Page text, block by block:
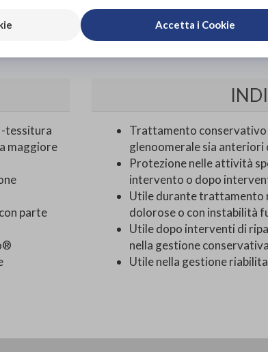
tessitura
maggiore
parte
Trattamento conservativo
glenoomerale sia anteriori
Protezione nelle attività
intervento o dopo
Utile durante trattamento
dolorose o con instabilità
Utile dopo interventi di
nella gestione
Utile nella gestione
Accetta i Cookie